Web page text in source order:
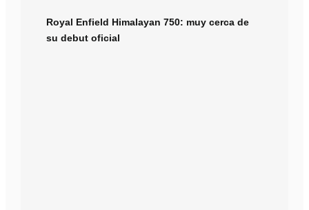
Royal Enfield Himalayan 750: muy cerca de
su debut oficial